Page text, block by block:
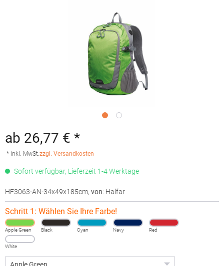
ab 26,77 € *
* inkl. MwSt.zzgl. Versandkosten
Sofort verfügbar, Lieferzeit 1-4 Werktage
HF3063-AN-34x49x185cm, von: Halfar
Schritt 1: Wählen Sie Ihre Farbe!
Apple Green Black Cyan Navy Red
White